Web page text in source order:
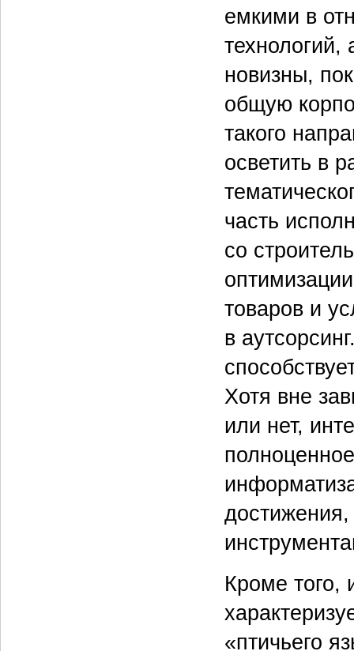
емкими в
технологий,
новизны,
общую
такого
осветить в
часть
со
товаров и
в
Хотя вне
или нет,
Кроме того,
«птичьего